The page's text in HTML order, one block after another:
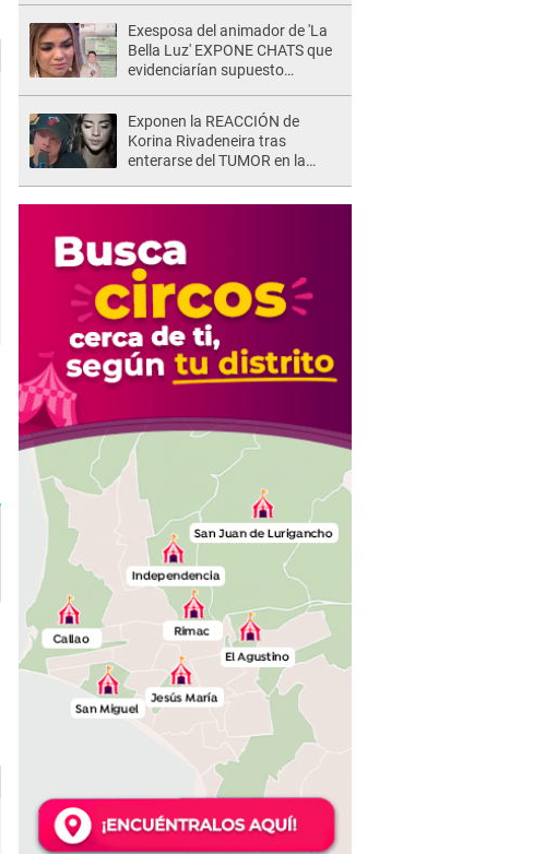
Exesposa del animador de 'La
Bella Luz' EXPONE CHATS que
evidenciarían supuesto
Saldaña, pese a tener pareja
Exponen la REACCIÓN de
Korina Rivadeneira tras
enterarse del TUMOR en la